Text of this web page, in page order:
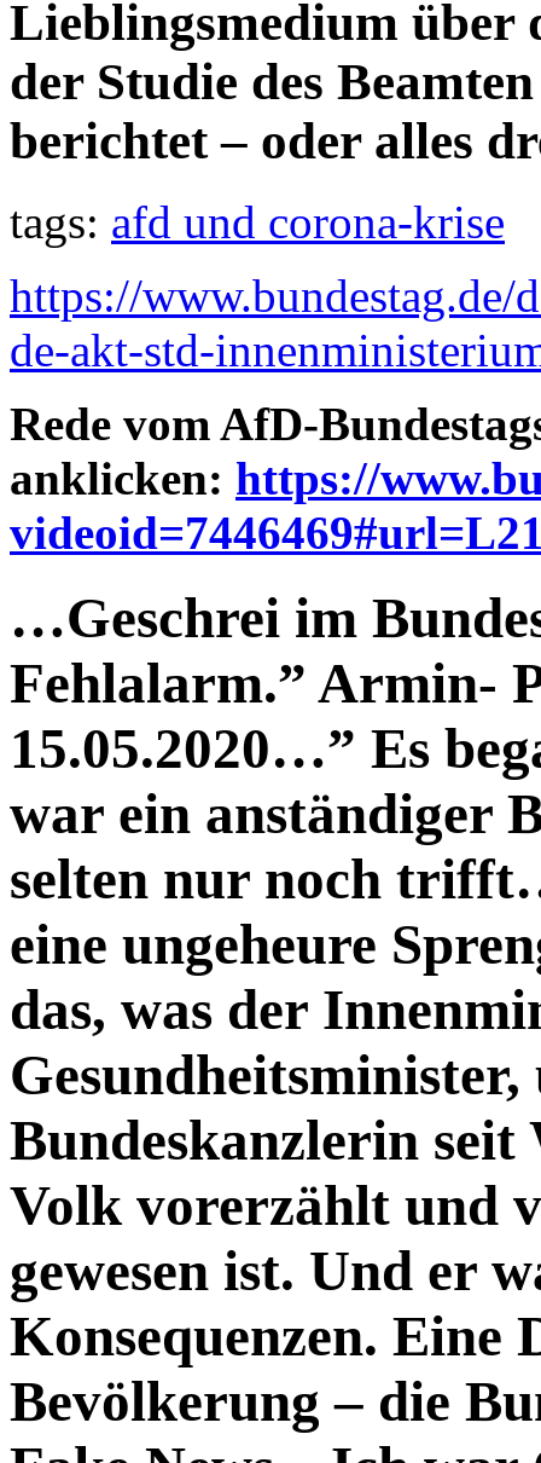
Lieblingsmedium über
der Studie des
berichtet – oder alles
tags: afd und corona-krise
https://
de-akt-std-
Rede vom AfD-
anklicken: https://
…Geschrei im
Fehlalarm.” Armin-
15.05.2020…” Es
war ein anständiger
selten nur noch
eine ungeheure
das, was der
Gesundheitsminister,
Bundeskanzlerin seit
Volk vorerzählt und
gewesen ist. Und er
Konsequenzen. Eine
Bevölkerung – die